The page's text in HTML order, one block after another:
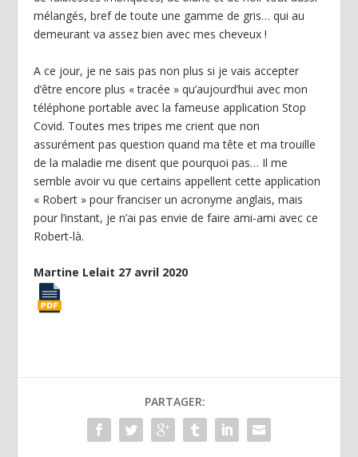
mélangés, bref de toute une gamme de gris… qui au
demeurant va assez bien avec mes cheveux !
A ce jour, je ne sais pas non plus si je vais accepter
d’être encore plus « tracée » qu’aujourd’hui avec mon
téléphone portable avec la fameuse application Stop
Covid. Toutes mes tripes me crient que non
assurément pas question quand ma tête et ma trouille
de la maladie me disent que pourquoi pas… Il me
semble avoir vu que certains appellent cette application
« Robert » pour franciser un acronyme anglais, mais
pour l’instant, je n’ai pas envie de faire ami-ami avec ce
Robert-là.
Martine Lelait 27 avril 2020
PARTAGER: